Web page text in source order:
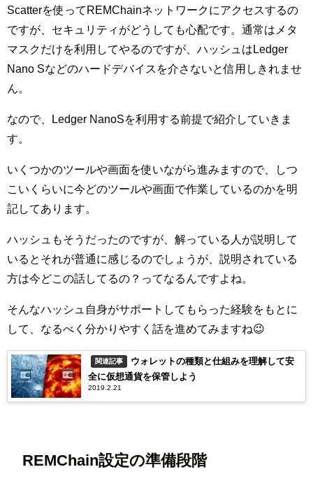
Scatterを使ってREMChainネットワークにアクセスするの
ですが、セキュリティがどうしても心配です。通常はメタ
マスクだけを利用してやるのですが、ハッシュはLedger
Nano Sなどのハードデバイスを介さないと信用しきれませ
ん。
なので、Ledger NanoSを利用する前提で紹介していきま
す。
いくつかのツールや画面を使いながら進みますので、しつ
こいくらいに今どのツールや画面で作業しているのかを明
記してあります。
ハッシュもそうだったのですが、解っている人が説明して
いるとそれが普通に感じるのでしょうが、説明されている
方は今どこの話してるの？ってなるんですよね。
そんなハッシュ自身がサポートしてもらった経験をもとに
して、なるべく分かりやすく話を進めてみますね😉
関連記事
ウォレットの種類と仕組みを理解して安
全に仮想通貨を保管しよう
2019.2.21
REMChain設定の準備段階